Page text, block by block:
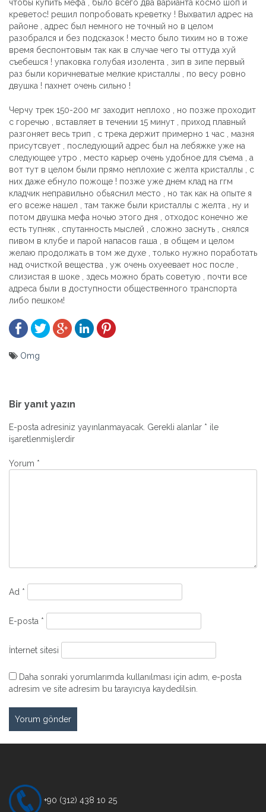
чтобы купить мефа , было всего два варианта космо шоп и
креветос! решил попробовать креветку ! Выхватил адрес на
районе , адрес был немного не точный но в целом
разобрался и без подсказок ! место было тихим но в тоже
время беспонтовым так как в случае чего ты оттуда хуй
съебешся ! упаковка голубая изолента , зип в зипе первый
раз были коричневатые мелкие кристаллы , по весу ровно
двушка ! пахнет очень сильно !
Черчу трек 150-200 мг заходит неплохо , но позже проходит
с горечью , вставляет в течении 15 минут , приход плавный
разгоняет весь трип , с трека держит примерно 1 час , мазня
присутсвует , последующий адрес был на лебяжке уже на
следующее утро , место карьер очень удобное для съема , а
вот тут в целом были прямо неплохие с желта кристаллы , с
них даже ебнуло пожоще ! позже уже днем клад на ггм
кладчик неправильно обьяснил место , но так как на опыте я
его всеже нашел , там также были кристаллы с желта , ну и
потом двушка мефа ночью этого дня , отходос конечно же
есть тупняк , спутанность мыслей , сложно заснуть , снялся
пивом в клубе и парой напасов гаша , в общем и целом
желаю продолжать в том же духе , только нужно поработать
над очисткой вещества , уж очень охуеевает нос после ,
слизистая в шоке , здесь можно брать советую , почти все
адреса были в доступности общественного транспорта
либо пешком!
Omg
gezinmesi
Bir yanıt yazın
E-posta adresiniz yayınlanmayacak. Gerekli alanlar * ile
işaretlenmişlerdir
Yorum *
Ad *
E-posta *
İnternet sitesi
Daha sonraki yorumlarımda kullanılması için adım, e-posta
adresim ve site adresim bu tarayıcıya kaydedilsin.
+90 (312) 438 10 25